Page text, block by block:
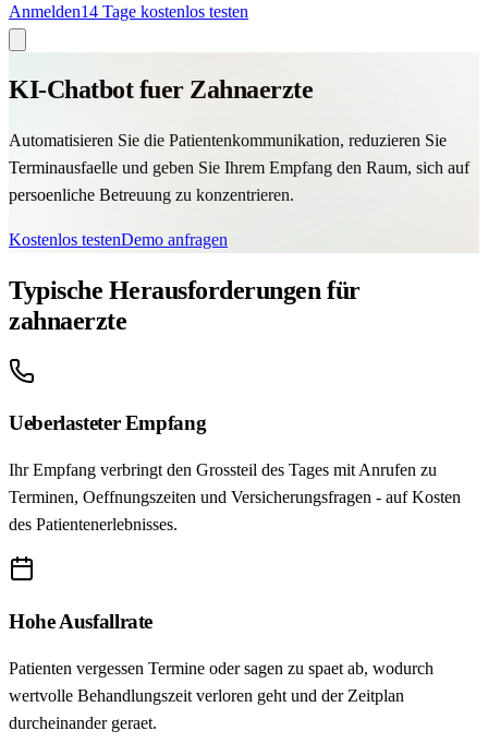
Anmelden14 Tage kostenlos testen
KI-Chatbot fuer Zahnaerzte
Automatisieren Sie die Patientenkommunikation, reduzieren Sie
Terminausfaelle und geben Sie Ihrem Empfang den Raum, sich auf
persoenliche Betreuung zu konzentrieren.
Kostenlos testenDemo anfragen
Typische Herausforderungen für
zahnaerzte
Ueberlasteter Empfang
Ihr Empfang verbringt den Grossteil des Tages mit Anrufen zu
Terminen, Oeffnungszeiten und Versicherungsfragen - auf Kosten
des Patientenerlebnisses.
Hohe Ausfallrate
Patienten vergessen Termine oder sagen zu spaet ab, wodurch
wertvolle Behandlungszeit verloren geht und der Zeitplan
durcheinander geraet.